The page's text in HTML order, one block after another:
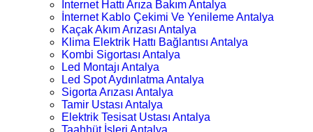
İnternet Hattı Arıza Bakım Antalya
İnternet Kablo Çekimi Ve Yenileme Antalya
Kaçak Akım Arızası Antalya
Klima Elektrik Hattı Bağlantısı Antalya
Kombi Sigortası Antalya
Led Montajı Antalya
Led Spot Aydınlatma Antalya
Sigorta Arızası Antalya
Tamir Ustası Antalya
Elektrik Tesisat Ustası Antalya
Taahhüt İşleri Antalya